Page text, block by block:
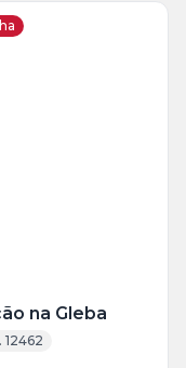
na Gleba
12462